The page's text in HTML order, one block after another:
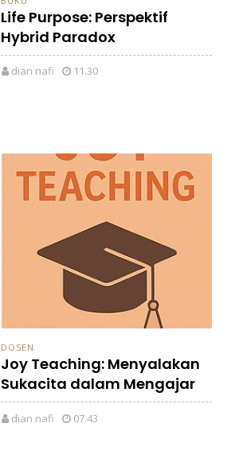
Life Purpose: Perspektif
Hybrid Paradox
dian nafi 11.30
DOSEN
Joy Teaching: Menyalakan
Sukacita dalam Mengajar
dian nafi 07.43